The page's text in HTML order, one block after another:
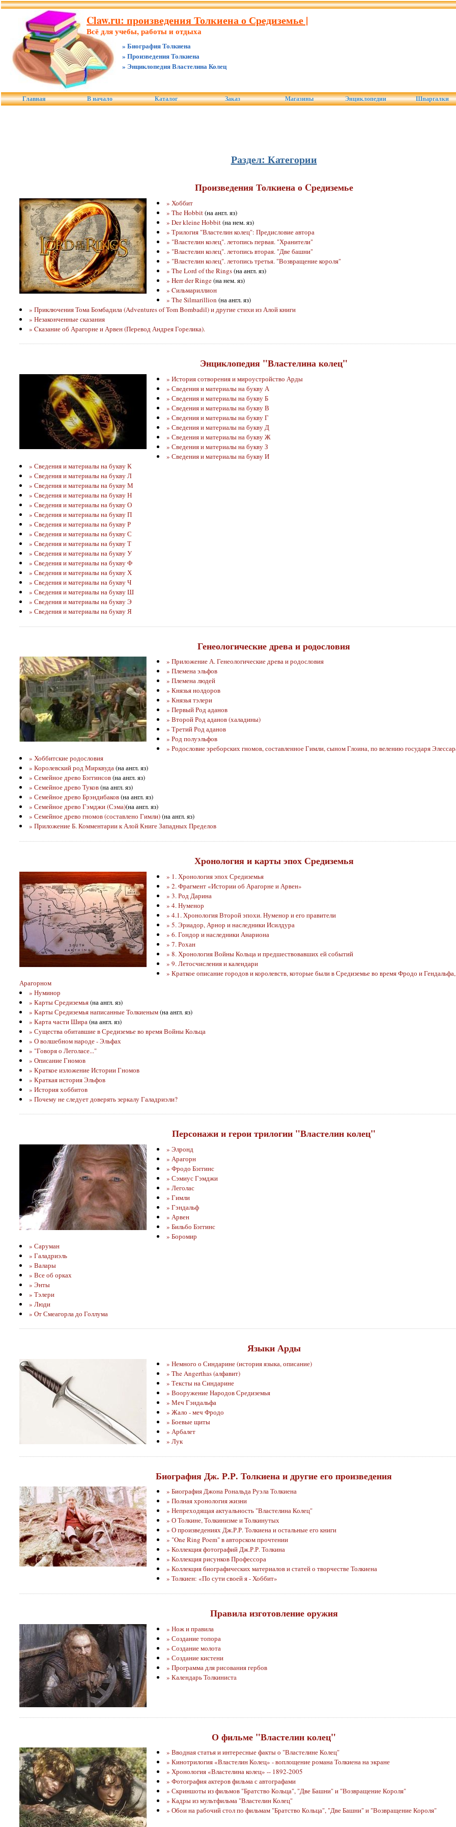
Claw.ru: произведения Толкиена о Средиземье |
Всё для учебы, работы и отдыха
» Биография Толкиена
» Произведения Толкиена
» Энциклопедия Властелина Колец
Главная В начало Каталог Заказ Магазины Энциклопедии Шпаргалки
Раздел: Категории
Произведения Толкиена о Cредиземье
» Хоббит
» The Hobbit(на англ. яз)
» Der kleine Hobbit(на нем. яз)
» Трилогия "Властелин колец": Предисловие автора
» "Властелин колец". летопись первая. "Хранители"
» "Властелин колец". летопись вторая. "Две башни"
» "Властелин колец". летопись третья. "Возвращение короля"
» The Lord of the Rings(на англ. яз)
» Herr der Ringe(на нем. яз)
» Cильмариллион
» The Silmarillion (на англ. яз)
» Приключения Тома Бомбадила (Adventures of Tom Bombadil) и другие стихи из Алой книги
» Незаконченные сказания
» Cказание об Арагорне и Арвен (Перевод Андрея Горелика).
Энциклопедия "Властелина колец"
» История сотворения и мироустройство Арды
» Сведения и материалы на букву А
» Сведения и материалы на букву Б
» Сведения и материалы на букву В
» Сведения и материалы на букву Г
» Сведения и материалы на букву Д
» Сведения и материалы на букву Ж
» Сведения и материалы на букву З
» Сведения и материалы на букву И
» Сведения и материалы на букву К
» Сведения и материалы на букву Л
» Сведения и материалы на букву М
» Сведения и материалы на букву Н
» Сведения и материалы на букву О
» Сведения и материалы на букву П
» Сведения и материалы на букву Р
» Сведения и материалы на букву С
» Сведения и материалы на букву Т
» Сведения и материалы на букву У
» Сведения и материалы на букву Ф
» Сведения и материалы на букву Х
» Сведения и материалы на букву Ч
» Сведения и материалы на букву Ш
» Сведения и материалы на букву Э
» Сведения и материалы на букву Я
Генеологические древа и родословия
» Приложение А. Генеологические древа и родословия
» Племена эльфов
» Племена людей
» Князья нолдоров
» Князья тэлери
» Первый Род аданов
» Второй Род аданов (халадины)
» Третий Род аданов
» Род полуэльфов
» Родословие эреборских гномов, составленное Гимли, сыном Глоина, по велению государя
» Хоббитские родословия
» Королевский род Мирквуда(на англ. яз)
» Семейное древо Бэггинсов(на англ. яз)
» Семейное древо Туков(на англ. яз)
» Семейное древо Брэндибаков(на англ. яз)
» Семейное древо Гэмджи (Сэма)(на англ. яз)
» Семейное древо гномов (составлено Гимли)(на англ. яз)
» Приложение Б. Комментарии к Алой Книге Западных Пределов
Хронология и карты эпох Средиземья
» 1. Хронология эпох Средиземья
» 2. Фрагмент «Истории об Арагорне и Арвен»
» 3. Род Дарина
» 4. Нуменор
» 4.1. Хронология Второй эпохи. Нуменор и его правители
» 5. Эриадор, Арнор и наследники Исилдура
» 6. Гондор и наследники Анариона
» 7. Рохан
» 8. Хронология Войны Кольца и предшествовавших ей событий
» 9. Летосчисления и календари
» Краткое описание городов и королевств, которые были в Средиземье во время Фродо и
Арагорном
» Нуминор
» Карты Средиземья(на англ. яз)
» Карты Средиземья написанные Толкиеным(на англ. яз)
» Карта части Шира (на англ. яз)
» Существа обитавшие в Средиземье во время Войны Кольца
» О волшебном народе - Эльфах
» "Говоря о Леголасе..."
» Описание Гномов
» Краткое изложение Истории Гномов
» Краткая история Эльфов
» История хоббитов
» Почему не следует доверять зеркалу Галадриэли?
Персонажи и герои трилогии "Властелин колец"
» Элронд
» Арагорн
» Фродо Бэггинс
» Сэмиус Гэмджи
» Леголас
» Гимли
» Гэндальф
» Арвен
» Бильбо Бэггинс
» Боромир
» Саруман
» Галадриэль
» Валары
» Все об орках
» Энты
» Тэлери
» Люди
» От Смеагорла до Голлума
Языки Арды
» Немного о Синдарине (история языка, описание)
» The Angerthas (алфавит)
» Тексты на Синдарине
» Вооружение Народов Средиземья
» Меч Гэндальфа
» Жало - меч Фродо
» Боевые щиты
» Арбалет
» Лук
Биография Дж. Р.Р. Толкиена и другие его произведения
» Биография Джона Рональда Руэла Толкиена
» Полная хронология жизни
» Непреходящая актуальность "Властелина Колец"
» О Толкине, Толкинизме и Толкинутых
» О произведениях Дж.Р.Р. Толкиена и остальные его книги
» "One Ring Poem" в авторском прочтении
» Коллекция фотографий Дж.Р.Р. Толкина
» Коллекция рисунков Профессора
» Коллекция биографических материалов и статей о творчестве Толкиена
» Толкиен: «По сути своей я - Хоббит»
Правила изготовление оружия
» Нож и правила
» Создание топора
» Создание молота
» Создание кистени
» Программа для рисования гербов
» Календарь Толкинистa
О фильме "Властелин колец"
» Вводная статья и интересные факты о "Властелине Колец"
» Кинотрилогия «Властелин Колец» - воплощение романа Толкиена на экране
» Хронология «Властелина колец» -- 1892-2005
» Фотография актеров фильма с автографами
» Скриншоты из фильмов "Братство Кольца", "Две Башни" и "Возвращение Короля"
» Кадры из мультфильма "Властелин Колец"
» Обои на рабочий стол по фильмам "Братство Кольца", "Две Башни" и "Возвращение Короля"